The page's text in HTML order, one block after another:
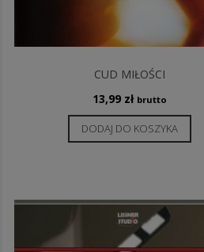
CUD MIŁOŚCI
13,99 zł brutto
DODAJ DO KOSZYKA